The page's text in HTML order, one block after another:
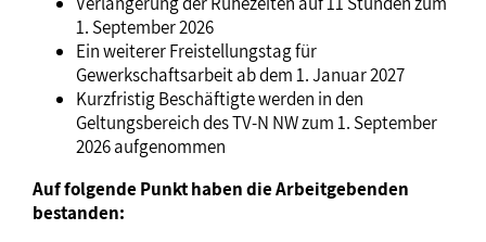
1. September 2026
Ein weiterer Freistellungstag für
Gewerkschaftsarbeit ab dem 1. Januar 2027
Kurzfristig Beschäftigte werden in den
Geltungsbereich des TV-N NW zum 1. September
2026 aufgenommen
Auf folgende Punkt haben die Arbeitgebenden
bestanden: